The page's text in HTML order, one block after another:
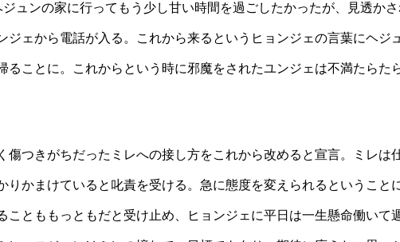
ュンの家に行ってもう少し甘い時間を過ごしたかったが、見透か
ジェから電話が入る。これから来るというヒョンジェの言葉にヘジ
ることに。これからという時に邪魔をされたユンジェは不満たらた
傷つきがちだったミレへの接し方をこれから改めると宣言。ミレは
りかまけていると叱責を受ける。急に態度を変えられるということ
ことももっともだと受け止め、ヒョンジェに平日は一生懸命働いて